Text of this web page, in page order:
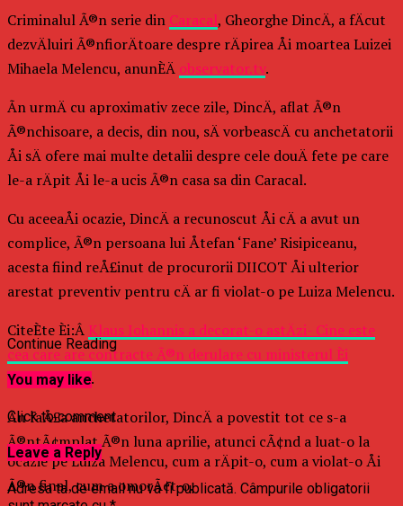
Criminalul Ã®n serie din Caracal, Gheorghe DincÄ, a fÄcut
dezvÄluiri Ã®nfiorÄtoare despre rÄpirea Åi moartea Luizei
Mihaela Melencu, anunÈÄ observator.tv.
Ãn urmÄ cu aproximativ zece zile, DincÄ, aflat Ã®n
Ã®nchisoare, a decis, din nou, sÄ vorbeascÄ cu anchetatorii
Åi sÄ ofere mai multe detalii despre cele douÄ fete pe care
le-a rÄpit Åi le-a ucis Ã®n casa sa din Caracal.
Cu aceeaÅi ocazie, DincÄ a recunoscut Åi cÄ a avut un
complice, Ã®n persoana lui Åtefan ‘Fane’ Risipiceanu,
acesta fiind reÅ£inut de procurorii DIICOT Åi ulterior
arestat preventiv pentru cÄ ar fi violat-o pe Luiza Melencu.
CiteÈte Èi:Â Klaus Iohannis a decorat-o astÄzi- Cine este
cea care are contracte Ã®n derulare cu ministerul Èi
CumpÄnaÈu.
Ãn faÅ£a anchetatorilor, DincÄ a povestit tot ce s-a
Ã®ntÃ¢mplat Ã®n luna aprilie, atunci cÃ¢nd a luat-o la
ocazie pe Luiza Melencu, cum a rÄpit-o, cum a violat-o Åi
Ã®n final, cum a omorÃ¢t-o.
Continue Reading
You may like
Click to comment
Leave a Reply
Adresa ta de email nu va fi publicată. Câmpurile obligatorii